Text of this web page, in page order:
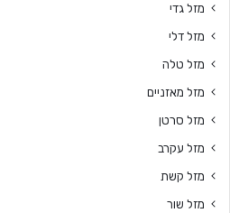
מזל גדי
מזל דלי
מזל טלה
מזל מאזניים
מזל סרטן
מזל עקרב
מזל קשת
מזל שור